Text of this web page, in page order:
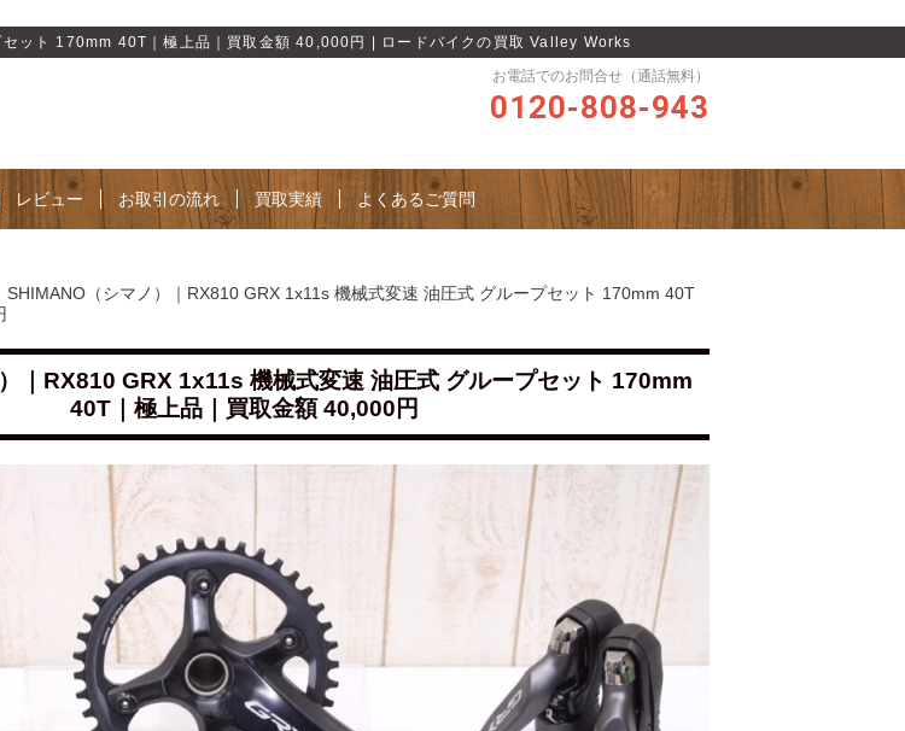
ット 170mm 40T｜極上品｜買取金額 40,000円 | ロードバイクの買取 Valley Works
お電話でのお問合せ（通話無料）
0120-808-943
レビュー お取引の流れ 買取実績 よくあるご質問
SHIMANO（シマノ）｜RX810 GRX 1x11s 機械式変速 油圧式 グループセット 170mm 40T
｜RX810 GRX 1x11s 機械式変速 油圧式 グループセット 170mm
40T｜極上品｜買取金額 40,000円